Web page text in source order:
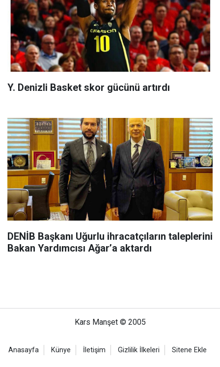
Y. Denizli Basket skor gücünü artırdı
DENİB Başkanı Uğurlu ihracatçıların taleplerini
Bakan Yardımcısı Ağar’a aktardı
Kars Manşet © 2005
Anasayfa Künye İletişim Gizlilik İlkeleri Sitene Ekle